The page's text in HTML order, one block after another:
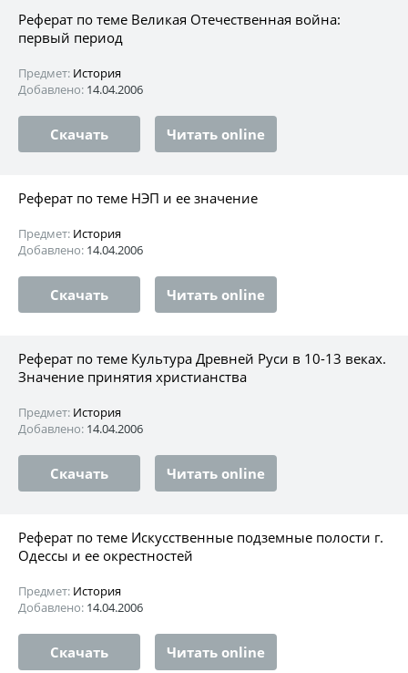
Реферат по теме Великая Отечественная война:
первый период
Предмет: История
Добавлено: 14.04.2006
Скачать Читать online
Реферат по теме НЭП и ее значение
Предмет: История
Добавлено: 14.04.2006
Скачать Читать online
Реферат по теме Культура Древней Руси в 10-13 веках.
Значение принятия христианства
Предмет: История
Добавлено: 14.04.2006
Скачать Читать online
Реферат по теме Искусственные подземные полости г.
Одессы и ее окрестностей
Предмет: История
Добавлено: 14.04.2006
Скачать Читать online